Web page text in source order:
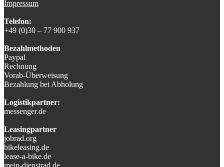
Impressum
Telefon:
+49 (0)30 – 77 900 937
Bezahlmethoden
Paypal
Rechnung
Vorab-Überweisung
Bezahlung bei Abholung
Logistikpartner:
messenger.de
Leasingpartner
jobrad.org
bikeleasing.de
lease-a-bike.de
mein-dienstrad.de